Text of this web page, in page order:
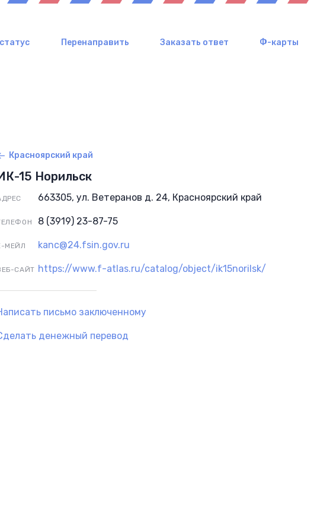
Перенаправить Заказать ответ Ф-карты
Красноярский край
15 Норильск
663305, ул. Ветеранов д. 24, Красноярский край
8 (3919) 23-87-75
МЕЙЛ kanc@24.fsin.gov.ru
САЙТ https://www.f-atlas.ru/catalog/object/ik15norilsk/
письмо заключенному
денежный перевод